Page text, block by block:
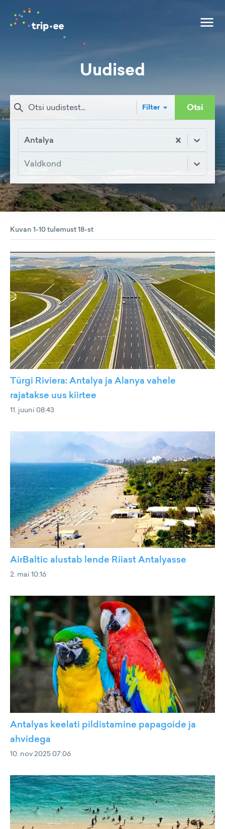
Uudised
Filter Otsi
Antalya
Valdkond
Kuvan 1-10 tulemust 18-st
Türgi Riviera: Antalya ja Alanya vahele
rajatakse uus kiirtee
11. juuni 08:43
AirBaltic alustab lende Riiast Antalyasse
2. mai 10:16
Antalyas keelati pildistamine papagoide ja
ahvidega
10. nov 2025 07:06